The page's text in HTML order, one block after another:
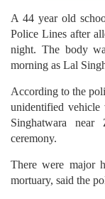
A 44 year old
Police Lines after
night. The body
morning as Lal
According to the
unidentified vehicle
Singhatwara
ceremony.
There were major
mortuary, said the